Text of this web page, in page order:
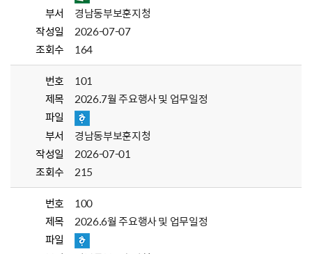
부서
경남동부보훈지청
작성일
2026-07-07
조회수
164
번호
101
제목
2026.7월 주요행사 및 업무일정
파일
부서
경남동부보훈지청
작성일
2026-07-01
조회수
215
번호
100
제목
2026.6월 주요행사 및 업무일정
파일